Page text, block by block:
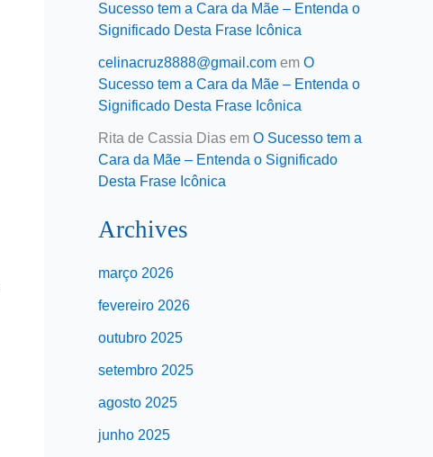
Sucesso tem a Cara da Mãe – Entenda o
Significado Desta Frase Icônica
celinacruz8888@gmail.com em O
Sucesso tem a Cara da Mãe – Entenda o
Significado Desta Frase Icônica
Rita de Cassia Dias em O Sucesso tem a
Cara da Mãe – Entenda o Significado
Desta Frase Icônica
Archives
março 2026
fevereiro 2026
outubro 2025
setembro 2025
agosto 2025
junho 2025